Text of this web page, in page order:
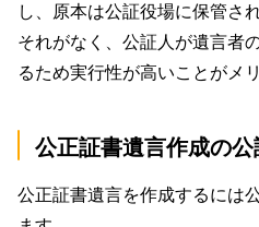
し、原本は公証役場に保管さ
それがなく、公証人が遺言者
るため実行性が高いことがメ
公正証書遺言作成の
公正証書遺言を作成するには